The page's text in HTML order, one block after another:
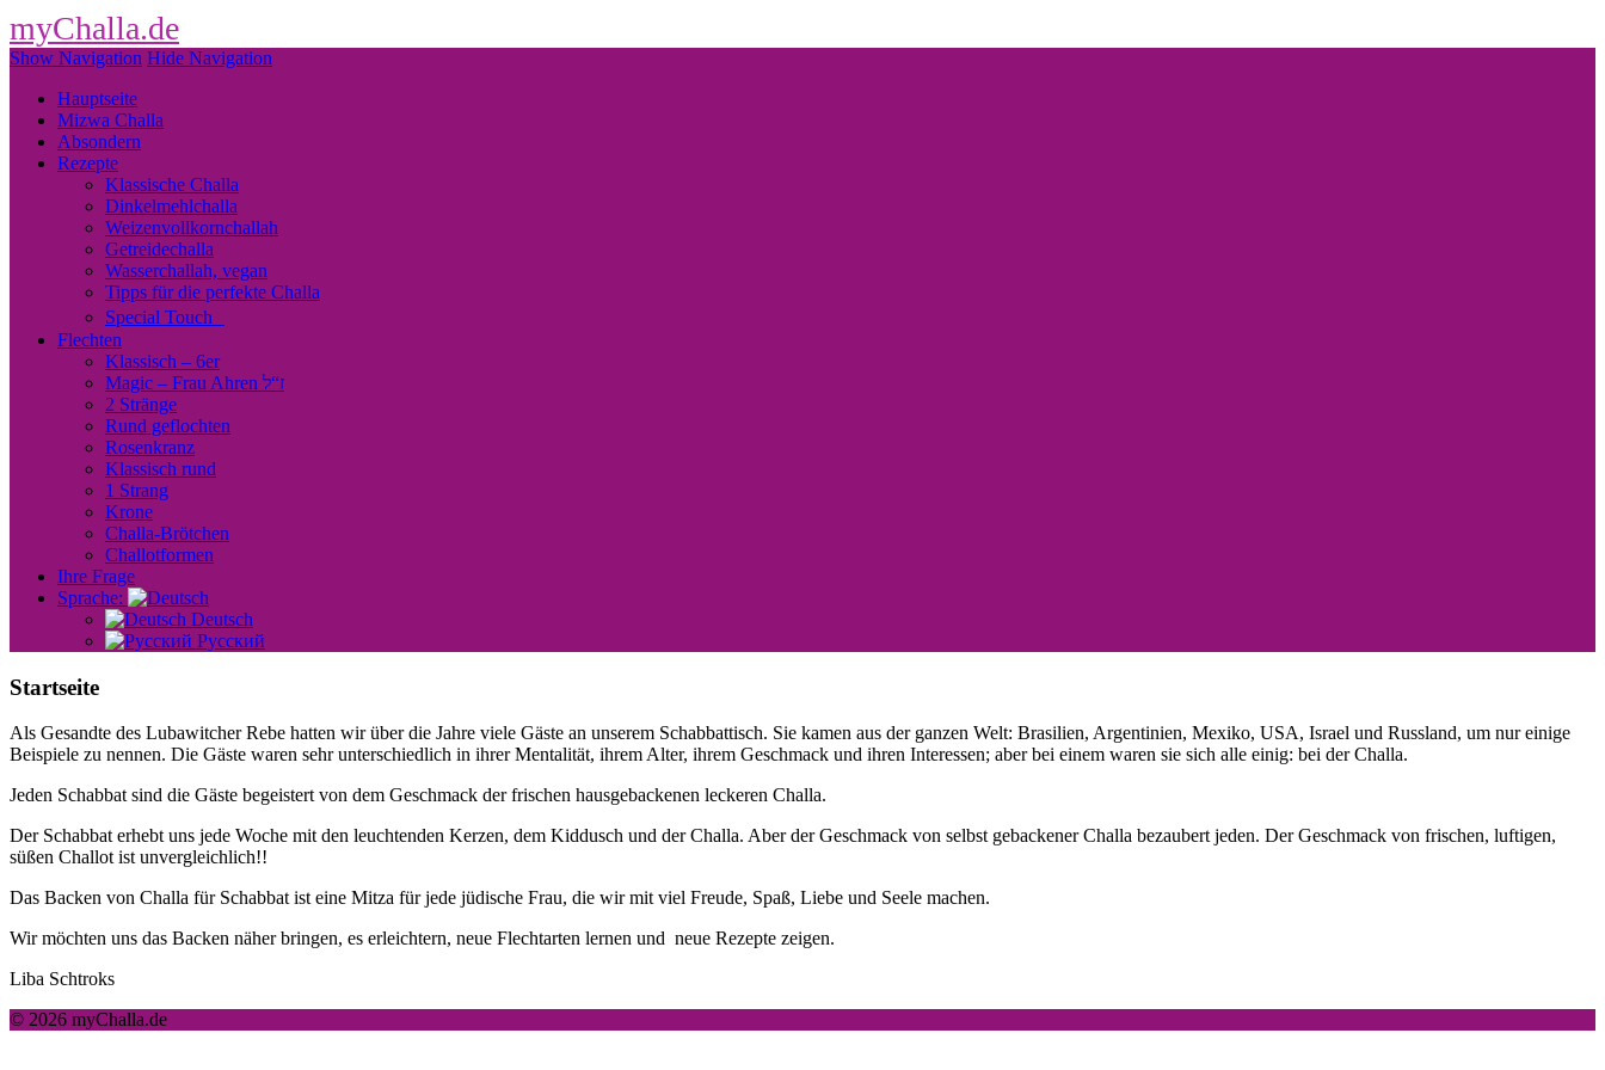
myChalla.de
Show Navigation Hide Navigation
Hauptseite
Mizwa Challa
Absondern
Rezepte
Klassische Challa
Dinkelmehlchalla
Weizenvollkornchallah
Getreidechalla
Wasserchallah, vegan
Tipps für die perfekte Challa
Special Touch
Flechten
Klassisch – 6er
Magic – Frau Ahren ז“ל
2 Stränge
Rund geflochten
Rosenkranz
Klassisch rund
1 Strang
Krone
Challa-Brötchen
Challotformen
Ihre Frage
Sprache:
Deutsch
Русский
Startseite
Als Gesandte des Lubawitcher Rebe hatten wir über die Jahre viele Gäste an unserem Schabbattisch. Sie kamen aus der ganzen Welt: Brasilien, Argentinien, Mexiko, USA, Israel und Russland, um nur einige
Beispiele zu nennen. Die Gäste waren sehr unterschiedlich in ihrer Mentalität, ihrem Alter, ihrem Geschmack und ihren Interessen; aber bei einem waren sie sich alle einig: bei der Challa.
Jeden Schabbat sind die Gäste begeistert von dem Geschmack der frischen hausgebackenen leckeren Challa.
Der Schabbat erhebt uns jede Woche mit den leuchtenden Kerzen, dem Kiddusch und der Challa. Aber der Geschmack von selbst gebackener Challa bezaubert jeden. Der Geschmack von frischen, luftigen,
süßen Challot ist unvergleichlich!!
Das Backen von Challa für Schabbat ist eine Mitza für jede jüdische Frau, die wir mit viel Freude, Spaß, Liebe und Seele machen.
Wir möchten uns das Backen näher bringen, es erleichtern, neue Flechtarten lernen und neue Rezepte zeigen.
Liba Schtroks
© 2026 myChalla.de